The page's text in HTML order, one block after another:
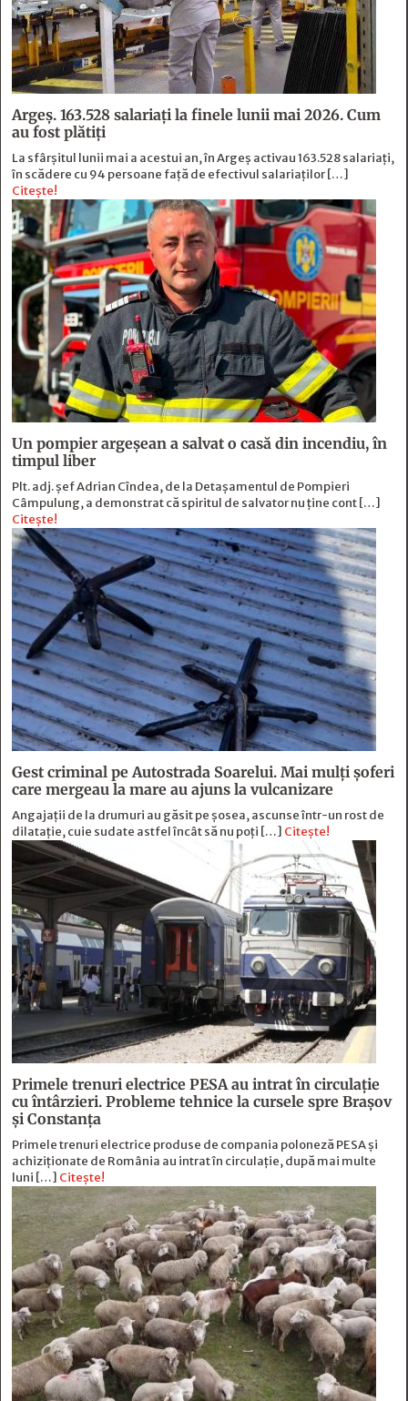
Argeș. 163.528 salariați la finele lunii mai 2026. Cum
au fost plătiți
La sfârșitul lunii mai a acestui an, în Argeş activau 163.528 salariați,
în scădere cu 94 persoane faţă de efectivul salariaţilor […]
Citește!
Un pompier argeșean a salvat o casă din incendiu, în
timpul liber
Plt. adj. șef Adrian Cîndea, de la Detașamentul de Pompieri
Câmpulung, a demonstrat că spiritul de salvator nu ține cont […]
Citește!
Gest criminal pe Autostrada Soarelui. Mai mulți șoferi
care mergeau la mare au ajuns la vulcanizare
Angajaţii de la drumuri au găsit pe şosea, ascunse într-un rost de
dilataţie, cuie sudate astfel încât să nu poţi […] Citește!
Primele trenuri electrice PESA au intrat în circulație
cu întârzieri. Probleme tehnice la cursele spre Brașov
și Constanța
Primele trenuri electrice produse de compania poloneză PESA și
achiziționate de România au intrat în circulație, după mai multe
luni […] Citește!